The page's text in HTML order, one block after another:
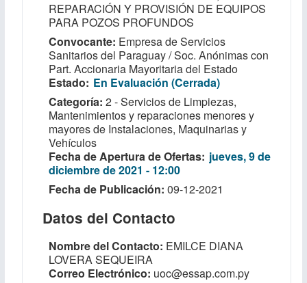
REPARACIÓN Y PROVISIÓN DE EQUIPOS
PARA POZOS PROFUNDOS
Convocante Empresa de Servicios
Sanitarios del Paraguay / Soc. Anónimas con
Part. Accionaria Mayoritaria del Estado
Estado En Evaluación (Cerrada)
Categoría 2 - Servicios de Limpiezas,
Mantenimientos y reparaciones menores y
mayores de Instalaciones, Maquinarias y
Vehículos
Fecha de Apertura de Ofertas jueves, 9 de
diciembre de 2021 - 12:00
Fecha de Publicación 09-12-2021
Datos del Contacto
Nombre del Contacto EMILCE DIANA
LOVERA SEQUEIRA
Correo Electrónico uoc@essap.com.py